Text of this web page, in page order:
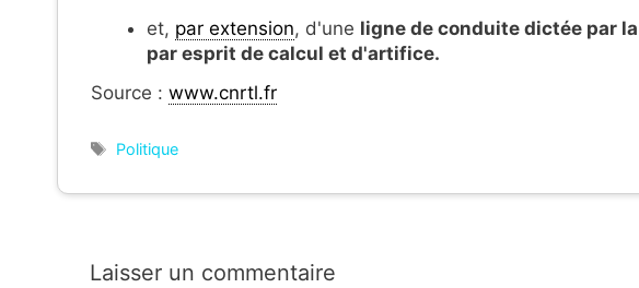
et, par extension, d'une ligne de conduite dictée par
par esprit de calcul et d'artifice.
Source : www.cnrtl.fr
Étiquettes
Politique
Laisser un commentaire